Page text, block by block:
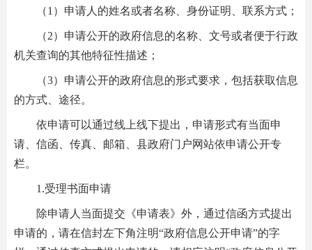
（1）申请人的姓名或者名称、身份证明、联系方式；
（2）申请公开的政府信息的名称、文号或者便于行政
机关查询的其他特征性描述；
（3）申请公开的政府信息的形式要求，包括获取信息
的方式、途径。
依申请可以通过线上线下提出，申请形式有当面申
请、信函、传真、邮箱、县政府门户网站依申请公开专
栏。
1.受理书面申请
除申请人当面提交《申请表》外，通过信函方式提出
申请的，请在信封左下角注明“政府信息公开申请”的字